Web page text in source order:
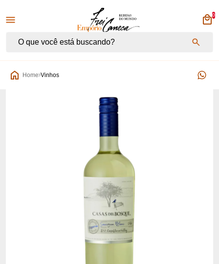
Empório Frei Caneca
0
Home Vinhos